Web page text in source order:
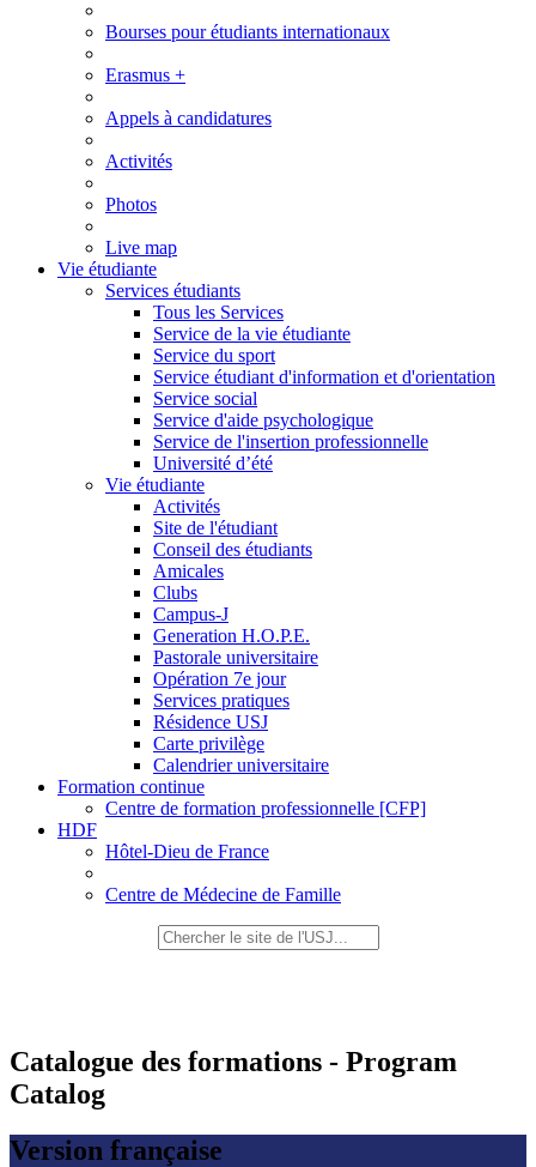
Bourses pour étudiants internationaux
Erasmus +
Appels à candidatures
Activités
Photos
Live map
Vie étudiante
Services étudiants
Tous les Services
Service de la vie étudiante
Service du sport
Service étudiant d'information et d'orientation
Service social
Service d'aide psychologique
Service de l'insertion professionnelle
Université d’été
Vie étudiante
Activités
Site de l'étudiant
Conseil des étudiants
Amicales
Clubs
Campus-J
Generation H.O.P.E.
Pastorale universitaire
Opération 7e jour
Services pratiques
Résidence USJ
Carte privilège
Calendrier universitaire
Formation continue
Centre de formation professionnelle [CFP]
HDF
Hôtel-Dieu de France
Centre de Médecine de Famille
Catalogue des formations - Program
Catalog
Version française